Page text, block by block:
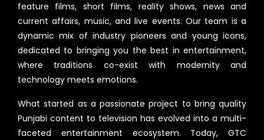
feature films, short films, reality shows, news and
current affairs, music, and live events. Our team is a
dynamic mix of industry pioneers and young icons,
dedicated to bringing you the best in entertainment,
where traditions co-exist with modernity and
technology meets emotions.
What started as a passionate project to bring quality
Punjabi content to television has evolved into a multi-
faceted entertainment ecosystem. Today, GTC